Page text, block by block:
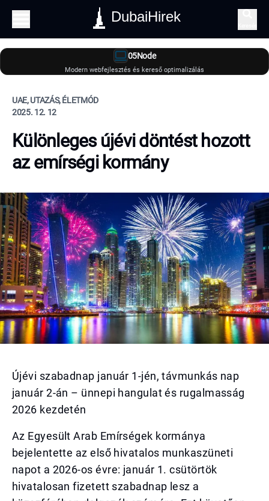
DubaiHirek
05Node
Modern webfejlesztés és kereső optimalizálás
UAE, UTAZÁS, ÉLETMÓD
2025. 12. 12
Különleges újévi döntést hozott
az emírségi kormány
Újévi szabadnap január 1-jén, távmunkás nap
január 2-án – ünnepi hangulat és rugalmasság
2026 kezdetén
Az Egyesült Arab Emírségek kormánya
bejelentette az első hivatalos munkaszüneti
napot a 2026-os évre: január 1. csütörtök
hivatalosan fizetett szabadnap lesz a